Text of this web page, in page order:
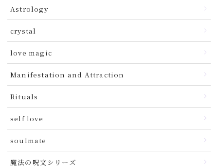
Astrology
crystal
love magic
Manifestation and Attraction
Rituals
self love
soulmate
魔法の呪文シリーズ